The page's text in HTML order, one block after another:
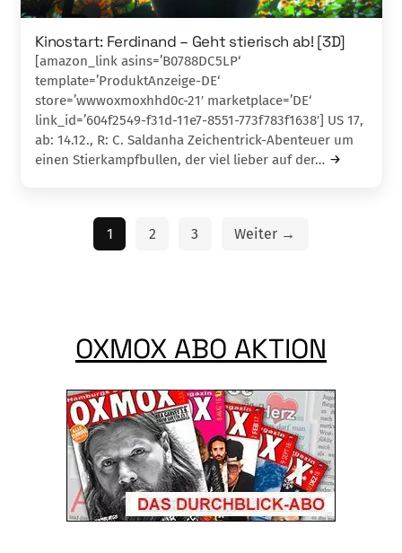
Kinostart: Ferdinand – Geht stierisch ab! [3D]
[amazon_link asins=’B0788DC5LP‘
template=’ProduktAnzeige-DE‘
store=’wwwoxmoxhhd0c-21′ marketplace=’DE‘
link_id=’604f2549-f31d-11e7-8551-773f783f1638′] US 17,
ab: 14.12., R: C. Saldanha Zeichentrick-Abenteuer um
einen Stier­kampfbullen, der viel lieber auf der…
1 2 3 Weiter →
OXMOX ABO AKTION